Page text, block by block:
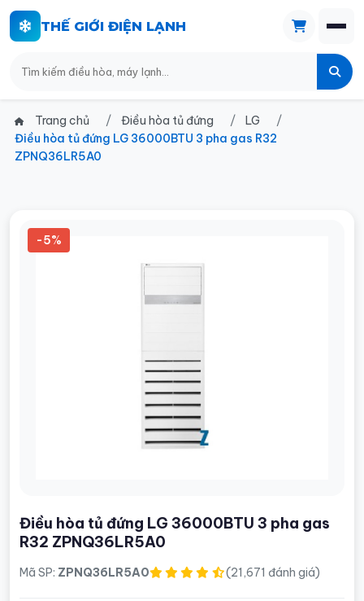
THẾ GIỚI ĐIỆN LẠNH
Trang chủ Điều hòa tủ đứng
LG
Điều hòa tủ đứng LG 36000BTU 3 pha gas R32
ZPNQ36LR5A0
-5%
Điều hòa tủ đứng LG 36000BTU 3 pha gas
R32 ZPNQ36LR5A0
Mã SP: ZPNQ36LR5A0 (21,671 đánh giá)